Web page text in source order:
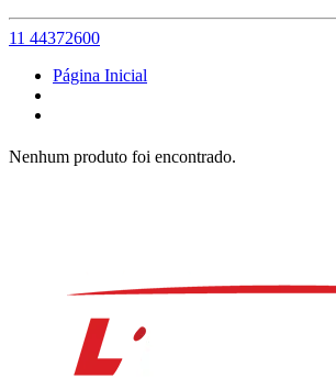
11 44372600
Página Inicial
Nenhum produto foi encontrado.